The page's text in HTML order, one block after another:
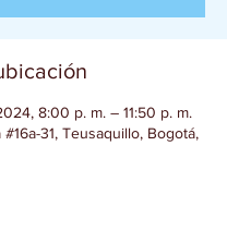
8:00 p. m. – 11:50 p. m.
31, Teusaquillo, Bogotá,